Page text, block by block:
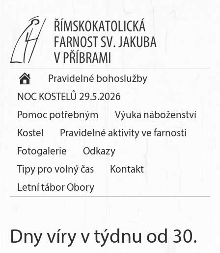
Pravidelné bohoslužby
NOC KOSTELŮ 29.5.2026
Pomoc potřebným
Výuka náboženství
Kostel
Pravidelné aktivity ve farnosti
Fotogalerie
Odkazy
Tipy pro volný čas
Kontakt
Letní tábor Obory
Dny víry v týdnu od 30.